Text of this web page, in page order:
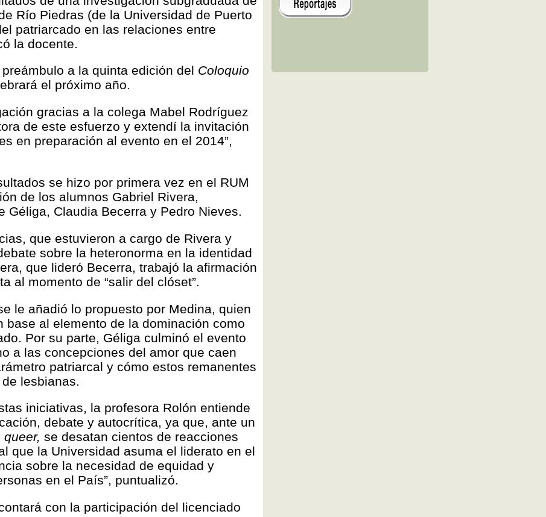
Río Piedras (de la Universidad de Puerto
patriarcado en las relaciones entre
la docente.
a la quinta edición del Coloquio
el próximo año.
gracias a la colega Mabel Rodríguez
de este esfuerzo y extendí la invitación
en preparación al evento en el 2014”,
se hizo por primera vez en el RUM
de los alumnos Gabriel Rivera,
Géliga, Claudia Becerra y Pedro Nieves.
que estuvieron a cargo de Rivera y
sobre la heteronorma en la identidad
que lideró Becerra, trabajó la afirmación
al momento de “salir del clóset”.
le añadió lo propuesto por Medina, quien
base al elemento de la dominación como
Por su parte, Géliga culminó el evento
a las concepciones del amor que caen
patriarcal y cómo estos remanentes
lesbianas.
iniciativas, la profesora Rolón entiende
debate y autocrítica, ya que, ante un
queer, se desatan cientos de reacciones
que la Universidad asuma el liderato en el
sobre la necesidad de equidad y
en el País”, puntualizó.
con la participación del licenciado